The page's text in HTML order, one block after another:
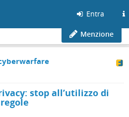
Entra
Menzione
stop all’utilizzo di